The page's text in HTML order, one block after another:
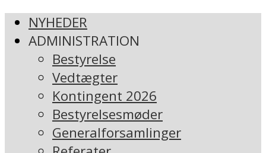
NYHEDER
ADMINISTRATION
Bestyrelse
Vedtægter
Kontingent 2026
Bestyrelsesmøder
Generalforsamlinger